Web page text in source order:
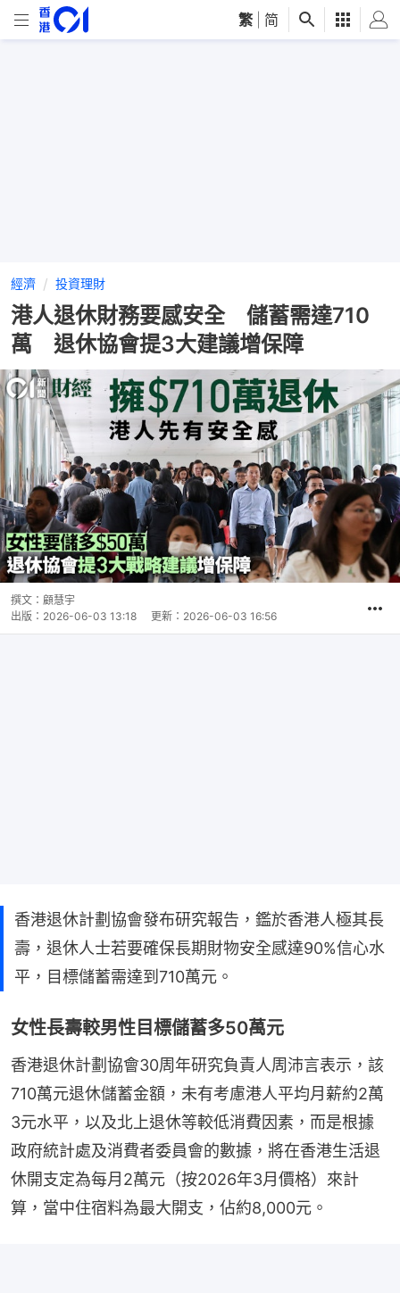
繁 简
經濟 投資理財
港人退休財務要感安全 儲蓄需達710
萬 退休協會提3大建議增保障
撰文： 顧慧宇
出版： 2026-06-03 13:18 更新： 2026-06-03 16:56
香港退休計劃協會發布研究報告，鑑於香港人極其長
壽，退休人士若要確保長期財物安全感達90%信心水
平，目標儲蓄需達到710萬元。
女性長壽較男性目標儲蓄多50萬元
香港退休計劃協會30周年研究負責人周沛言表示，該
710萬元退休儲蓄金額，未有考慮港人平均月薪約2萬
3元水平，以及北上退休等較低消費因素，而是根據
政府統計處及消費者委員會的數據，將在香港生活退
休開支定為每月2萬元（按2026年3月價格）來計
算，當中住宿料為最大開支，佔約8,000元。